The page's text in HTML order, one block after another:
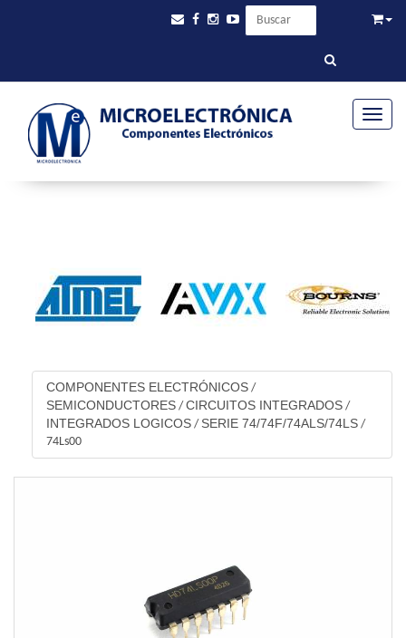
COMPONENTES ELECTRÓNICOS /
SEMICONDUCTORES / CIRCUITOS INTEGRADOS /
INTEGRADOS LOGICOS / SERIE 74/74F/74ALS/74LS /
74Ls00